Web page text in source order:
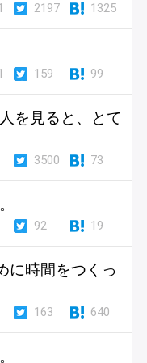
2197 1325
159 99
を見ると、とて
3500 73
92 19
に時間をつくっ
163 640